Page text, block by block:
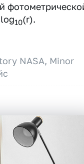
10(r).
NASA, Minor